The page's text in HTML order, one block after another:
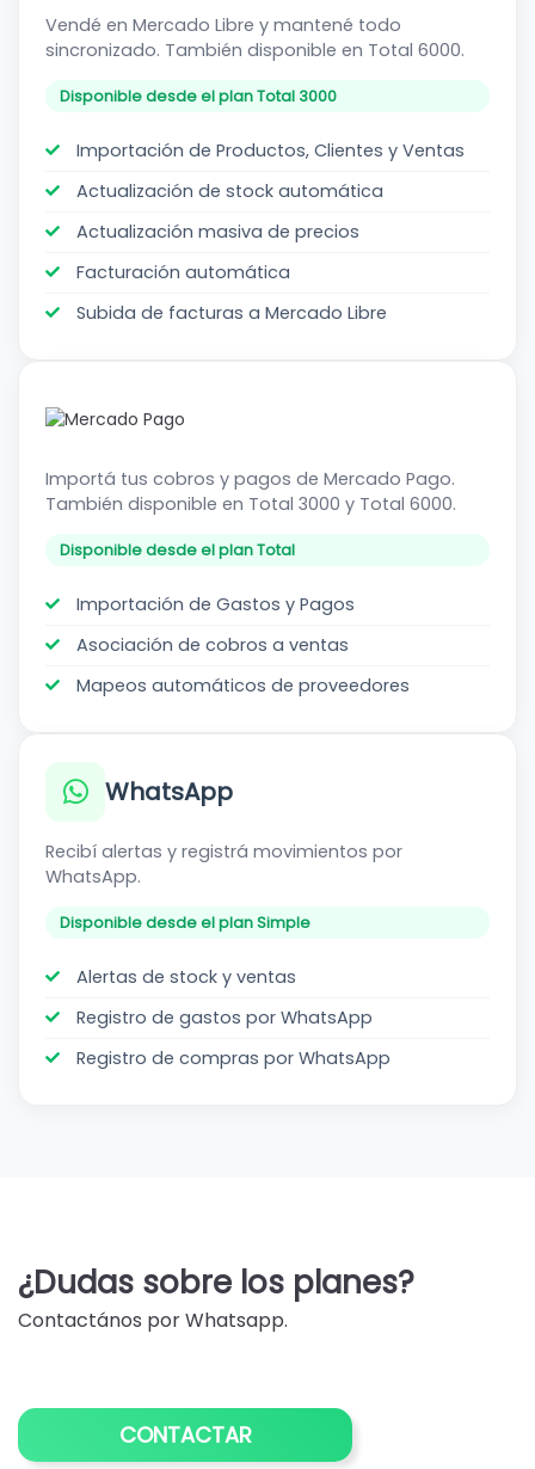
Vendé en Mercado Libre y mantené todo
sincronizado. También disponible en Total 6000.
Disponible desde el plan Total 3000
Importación de Productos, Clientes y Ventas
Actualización de stock automática
Actualización masiva de precios
Facturación automática
Subida de facturas a Mercado Libre
Mercado
Importá tus cobros y pagos de Mercado Pago.
También disponible en Total 3000 y Total 6000.
Disponible desde el plan Total
Importación de Gastos y Pagos
Asociación de cobros a ventas
Mapeos automáticos de proveedores
WhatsApp
Recibí alertas y registrá movimientos por
WhatsApp.
Disponible desde el plan Simple
Alertas de stock y ventas
Registro de gastos por WhatsApp
Registro de compras por WhatsApp
oficial
de
planes
integraciones
(para
¿Dudas sobre los planes?
Contactános por Whatsapp.
CONTACTAR